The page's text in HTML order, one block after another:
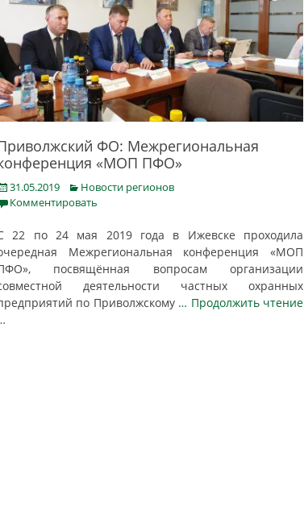
ФО: Межрегиональная
«МОП ПФО»
31.05.2019 Categories
Новости регионов
Комментировать
22 по 24 мая 2019 года в Ижевске проходила
Межрегиональная конференция «МОП
посвящённая вопросам организации
деятельности частных охранных
по Приволжскому … Продолжить чтение